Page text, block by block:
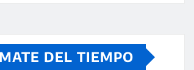
DEL TIEMPO